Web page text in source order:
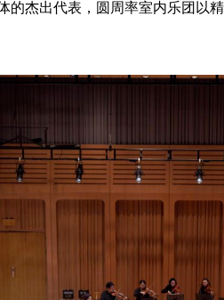
的杰出代表，圆周率室内乐团以